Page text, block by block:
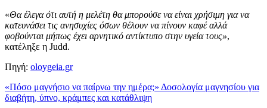
«Θα έλεγα ότι αυτή η μελέτη θα μπορούσε να είναι χρήσιμη για να
κατευνάσει τις ανησυχίες όσων θέλουν να πίνουν καφέ αλλά
φοβούνται μήπως έχει αρνητικό αντίκτυπο στην υγεία τους»,
κατέληξε η Judd.
Πηγή: oloygeia.gr
«Πόσο μαγνήσιο να παίρνω την ημέρα;» Δοσολογία μαγνησίου για
διαβήτη, ύπνο, κράμπες και κατάθλιψη